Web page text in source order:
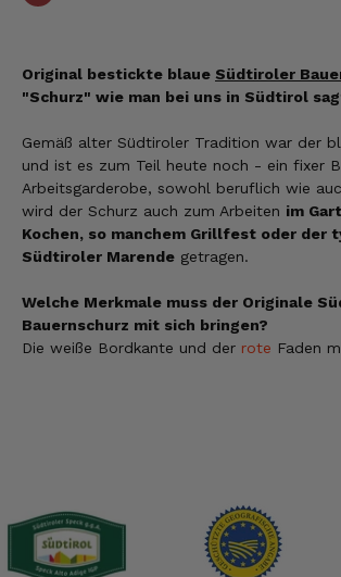
Original bestickte blaue Südtiroler
"Schurz" wie man bei uns in Südtirol
Gemäß alter Südtiroler Tradition war der
und ist es zum Teil heute noch - ein fixer
Arbeitsgarderobe, sowohl beruflich wie
wird der Schurz auch zum Arbeiten im
Kochen, so manchem Grillfest oder der
Südtiroler Marende getragen.
Welche Merkmale muss der Originale
Bauernschurz mit sich bringen?
Die weiße Bordkante und der rote Faden